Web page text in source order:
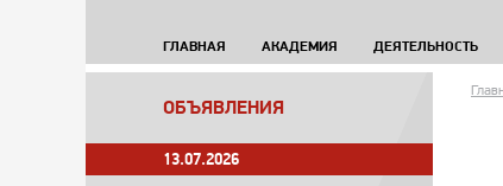
ГЛАВНАЯ АКАДЕМИЯ ДЕЯТЕЛЬНОСТЬ
ОБЪЯВЛЕНИЯ
13.07.2026